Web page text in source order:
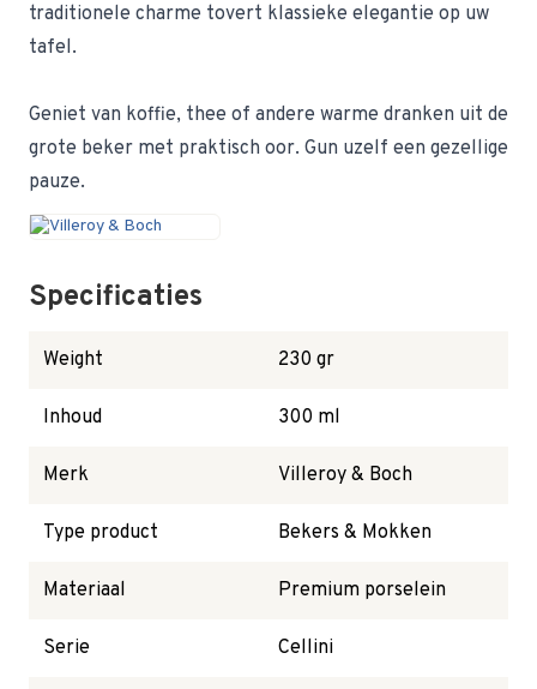
traditionele charme tovert klassieke elegantie op uw
tafel.
Geniet van koffie, thee of andere warme dranken uit de
grote beker met praktisch oor. Gun uzelf een gezellige
pauze.
Specificaties
Weight 230 gr
Inhoud 300 ml
Merk Villeroy & Boch
Type product Bekers & Mokken
Materiaal Premium porselein
Serie Cellini